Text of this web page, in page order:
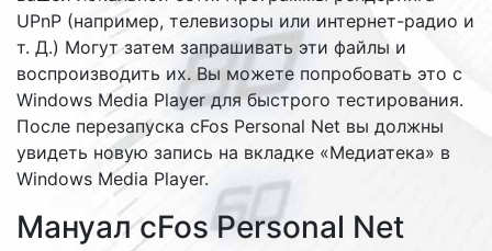
UPnP (например, телевизоры или интернет-радио и
т. Д.) Могут затем запрашивать эти файлы и
воспроизводить их. Вы можете попробовать это с
Windows Media Player для быстрого тестирования.
После перезапуска cFos Personal Net вы должны
увидеть новую запись на вкладке «Медиатека» в
Windows Media Player.
Мануал cFos Personal Net